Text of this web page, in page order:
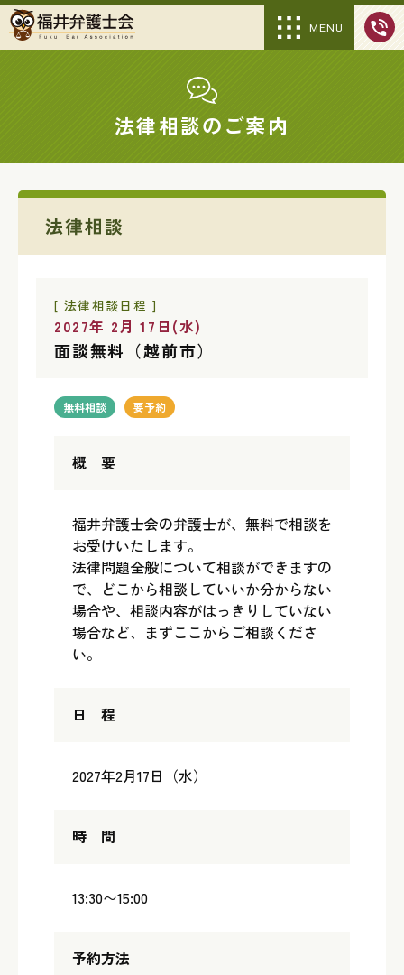
MENU
法律相談のご案内
法律相談
[ 法律相談日程 ]
2027年 2月 17日(水)
面談無料（越前市）
無料相談 要予約
概 要
福井弁護士会の弁護士が、無料で相談を
お受けいたします。
法律問題全般について相談ができますの
で、どこから相談していいか分からない
場合や、相談内容がはっきりしていない
場合など、まずここからご相談くださ
い。
日 程
2027年2月17日（水）
時 間
13:30〜15:00
予約方法